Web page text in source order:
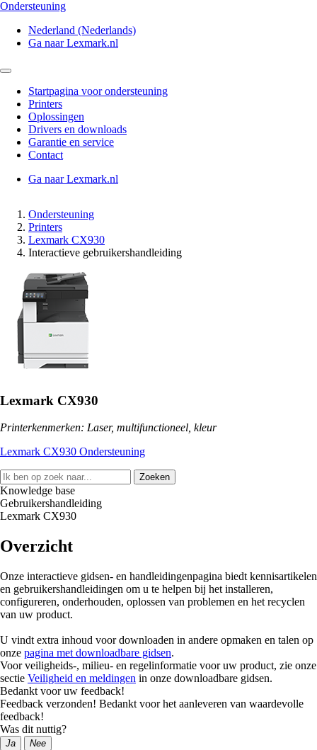
Ondersteuning
Nederland (Nederlands)
Ga naar Lexmark.nl
Startpagina voor ondersteuning
Printers
Oplossingen
Drivers en downloads
Garantie en service
Contact
Ga naar Lexmark.nl
Ondersteuning
Printers
Lexmark CX930
Interactieve gebruikershandleiding
Lexmark CX930
Printerkenmerken: Laser, multifunctioneel, kleur
Lexmark CX930 Ondersteuning
Zoeken
Knowledge base
Gebruikershandleiding
Lexmark CX930
Overzicht
Onze interactieve gidsen- en handleidingenpagina biedt kennisartikelen
en gebruikershandleidingen om u te helpen bij het installeren,
configureren, onderhouden, oplossen van problemen en het recyclen
van uw product.
U vindt extra inhoud voor downloaden in andere opmaken en talen op
onze pagina met downloadbare gidsen.
Voor veiligheids-, milieu- en regelinformatie voor uw product, zie onze
sectie Veiligheid en meldingen in onze downloadbare gidsen.
Bedankt voor uw feedback!
Feedback verzonden! Bedankt voor het aanleveren van waardevolle
feedback!
Was dit nuttig?
Ja Nee